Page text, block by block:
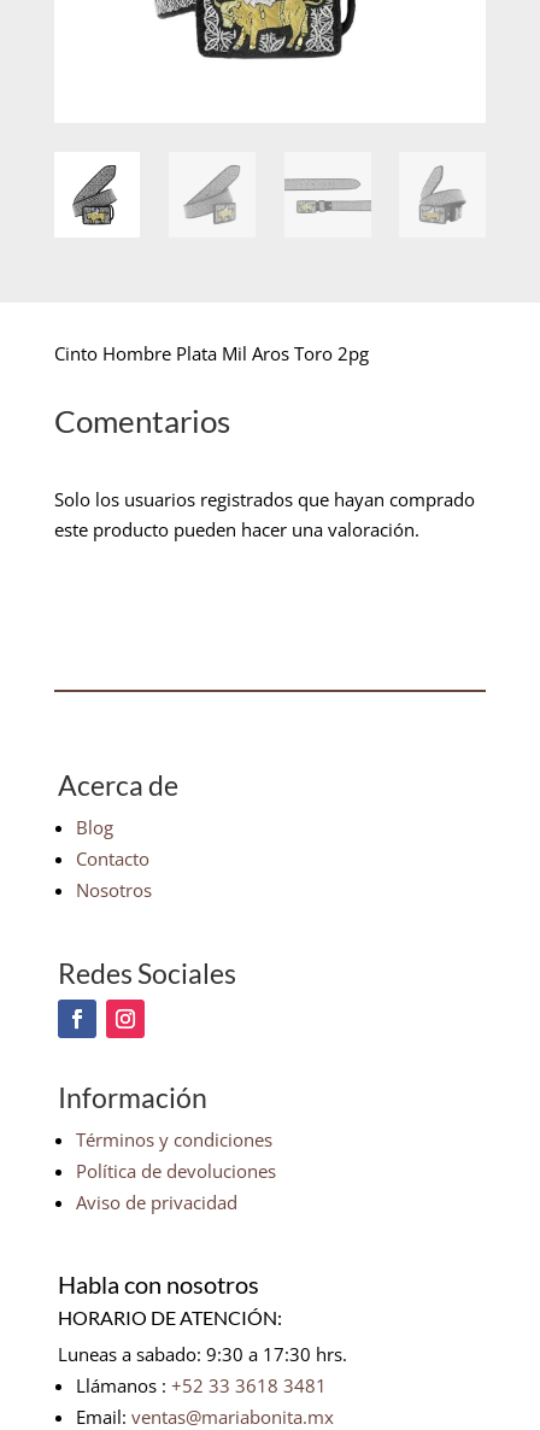
Cinto Hombre Plata Mil Aros Toro 2pg
Comentarios
Solo los usuarios registrados que hayan comprado
este producto pueden hacer una valoración.
Acerca de
Blog
Contacto
Nosotros
Redes Sociales
Información
Términos y condiciones
Política de devoluciones
Aviso de privacidad
Habla con nosotros
HORARIO DE ATENCIÓN:
Luneas a sabado: 9:30 a 17:30 hrs.
Llámanos : +52 33 3618 3481
Email: ventas@mariabonita.mx